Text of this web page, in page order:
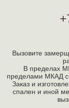
Вызовите
В пределах
пределами МКАД
Заказ и
спален и иной